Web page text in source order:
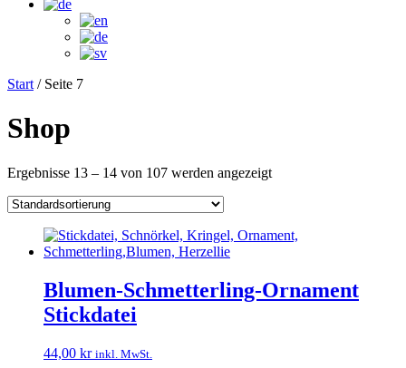
Start / Seite 7
Shop
Ergebnisse 13 – 14 von 107 werden angezeigt
Blumen-Schmetterling-Ornament
Stickdatei
44,00 kr inkl. MwSt.